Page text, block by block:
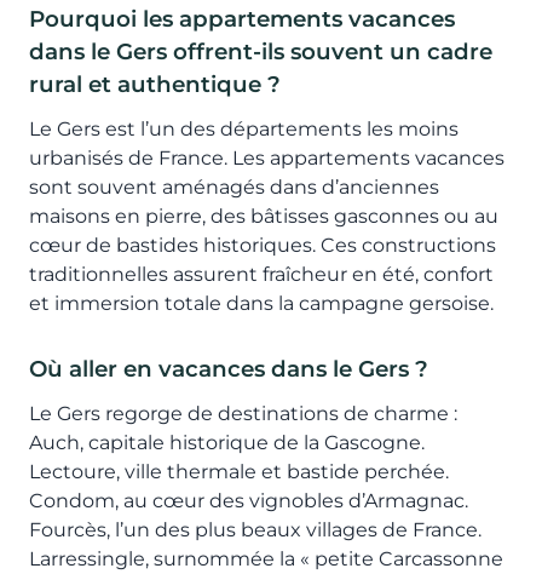
Pourquoi les appartements vacances
dans le Gers offrent-ils souvent un cadre
rural et authentique ?
Le Gers est l’un des départements les moins
urbanisés de France. Les appartements vacances
sont souvent aménagés dans d’anciennes
maisons en pierre, des bâtisses gasconnes ou au
cœur de bastides historiques. Ces constructions
traditionnelles assurent fraîcheur en été, confort
et immersion totale dans la campagne gersoise.
Où aller en vacances dans le Gers ?
Le Gers regorge de destinations de charme :
Auch, capitale historique de la Gascogne.
Lectoure, ville thermale et bastide perchée.
Condom, au cœur des vignobles d’Armagnac.
Fourcès, l’un des plus beaux villages de France.
Larressingle, surnommée la « petite Carcassonne